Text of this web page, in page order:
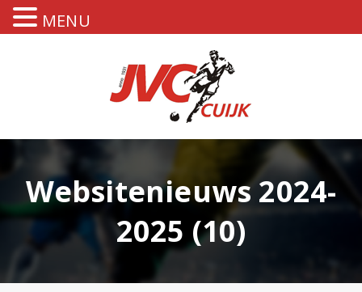
Websitenieuws 2024-
2025 (10)
MENU